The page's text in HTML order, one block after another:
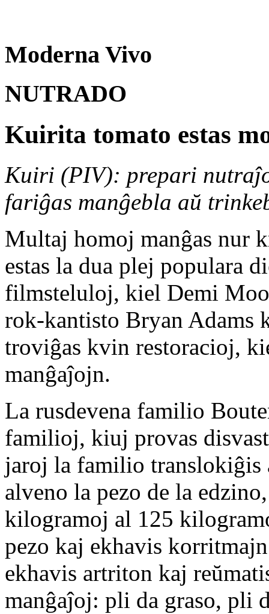
Moderna Vivo
NUTRADO
Kuirita tomato estas
Kuiri (PIV): prepari
fariĝas manĝebla aŭ
Multaj homoj manĝas nur
estas la dua plej populara
filmsteluloj, kiel Demi
rok-kantisto Bryan Adams
troviĝas kvin restoracioj,
manĝaĵojn.
La rusdevena familio
familioj, kiuj provas
jaroj la familio translokiĝis
alveno la pezo de la
kilogramoj al 125
pezo kaj ekhavis
ekhavis artriton kaj
manĝaĵoj: pli da graso, pli